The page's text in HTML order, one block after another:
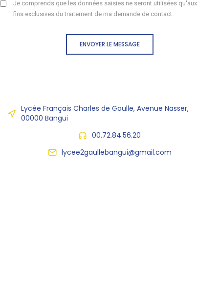
Je comprends que les données saisies ne seront utilisées qu'aux
fins exclusives du traitement de ma demande de contact.
ENVOYER LE MESSAGE
Lycée Français Charles de Gaulle, Avenue Nasser,
00000 Bangui
00.72.84.56.20
lycee2gaullebangui@gmail.com